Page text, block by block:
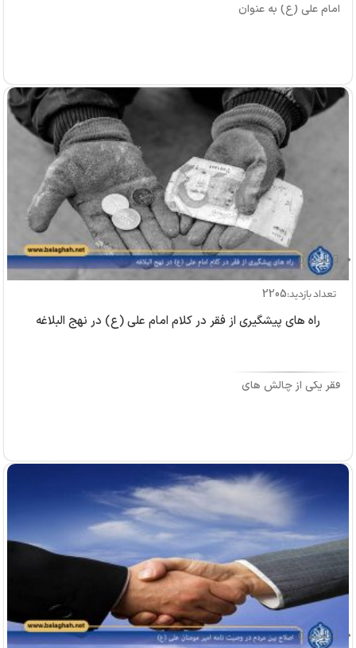
امام علی (ع) به عنوان
بازدید: 0
تعداد بازدید:2205
راه های پیشگیری از فقر در کلام امام علی (ع) در نهج البلاغه
فقر یکی از چالش های
بازدید: 0